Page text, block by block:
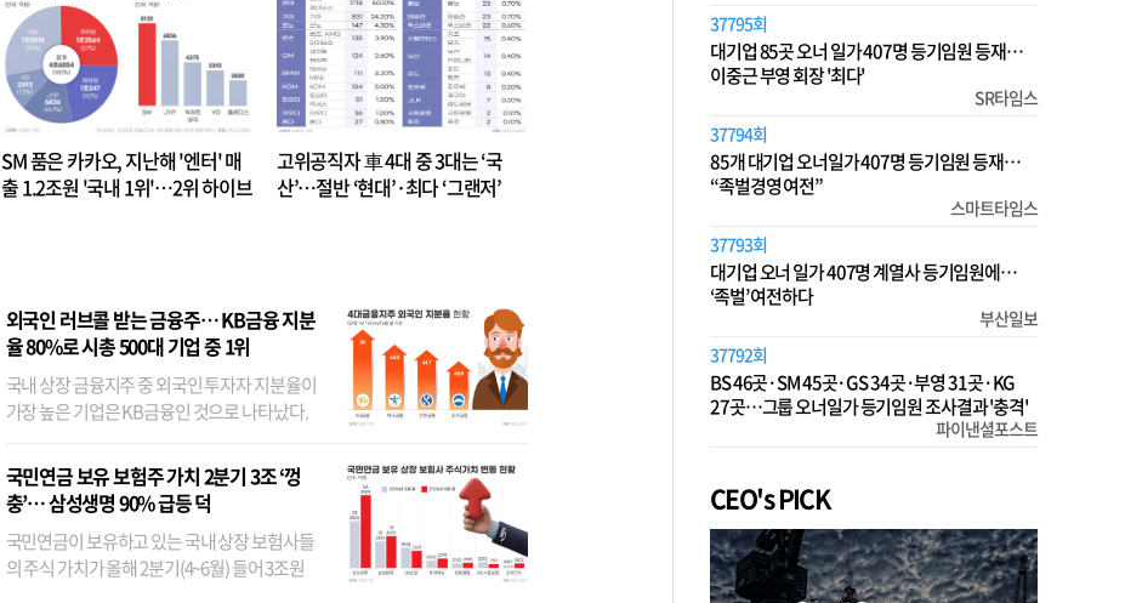
SM 품은 카카오, 지난해 '엔터' 매
출 1.2조원 '국내 1위'…2위 하이브
고위공직자 車 4대 중 3대는 ‘국
산’…절반 ‘현대’·최다 ‘그랜저’
외국인 러브콜 받는 금융주… KB금융 지분
율 80%로 시총 500대 기업 중 1위
국내 상장 금융지주 중 외국인 투자자 지분율이
가장 높은 기업은 KB금융인 것으로 나타났다.
융이었다. 특히 KB금융은 지난달 말 기준 해외
기관투자자 지분율이...
국민연금 보유 보험주 가치 2분기 3조 ‘껑
충’… 삼성생명 90% 급등 덕
국민연금이 보유하고 있는 국내 상장 보험사들
의 주식 가치가 올해 2분기(4~6월) 들어 3조원
37795회
대기업 85곳 오너 일가 407명 등기임원 등재…
이중근 부영 회장 '최다'
SR타임스
37794회
85개 대기업 오너일가 407명 등기임원 등재…
“족벌경영 여전”
스마트타임스
37793회
대기업 오너 일가 407명 계열사 등기임원에…
‘족벌’ 여전하다
부산일보
37792회
BS 46곳·SM 45곳·GS 34곳·부영 31곳·KG
27곳…그룹 오너일가 등기임원 조사결과 '충격'
파이낸셜포스트
CEO's PICK